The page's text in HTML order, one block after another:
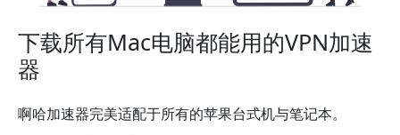
下载所有Mac电脑都能用的VPN加速
器
啊哈加速器完美适配于所有的苹果台式机与笔记本。